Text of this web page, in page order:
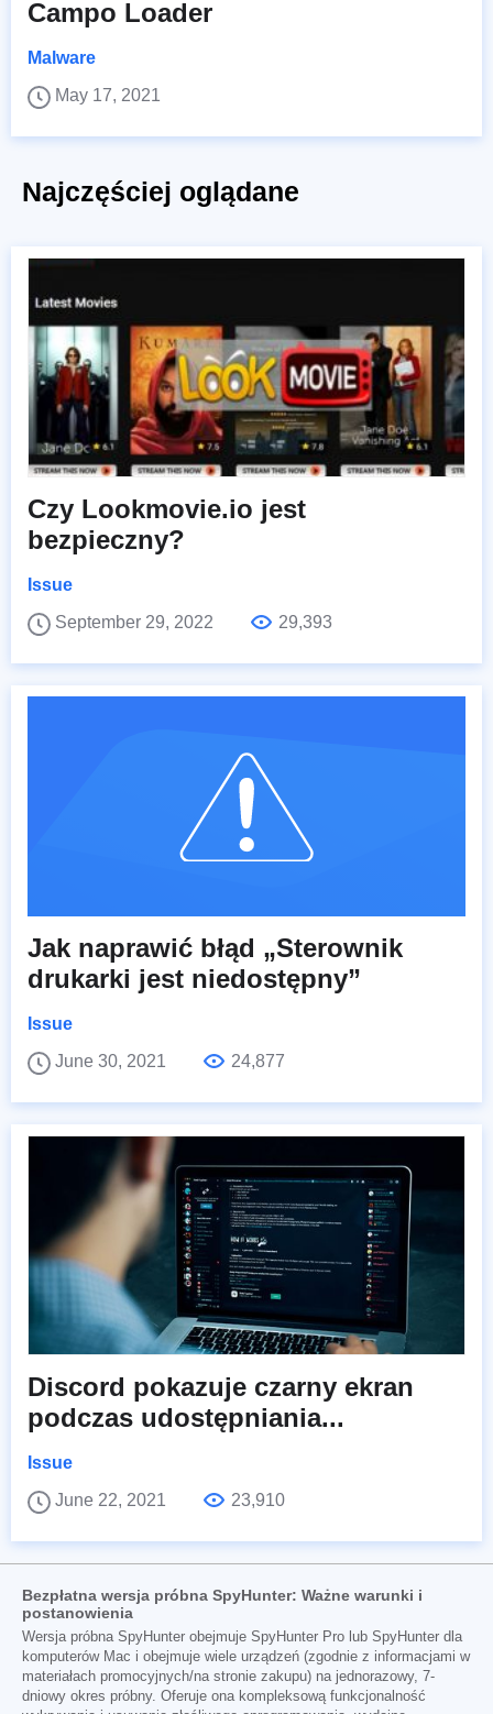
Campo Loader
Malware
May 17, 2021
Najczęściej oglądane
Czy Lookmovie.io jest
bezpieczny?
Issue
September 29, 2022
29,393
Jak naprawić błąd „Sterownik
drukarki jest niedostępny”
Issue
June 30, 2021
24,877
Discord pokazuje czarny ekran
podczas udostępniania...
Issue
June 22, 2021
23,910
Bezpłatna wersja próbna SpyHunter: Ważne warunki i
postanowienia
Wersja próbna SpyHunter obejmuje SpyHunter Pro lub SpyHunter dla
komputerów Mac i obejmuje wiele urządzeń (zgodnie z informacjami w
materiałach promocyjnych/na stronie zakupu) na jednorazowy, 7-
dniowy okres próbny. Oferuje ona kompleksową funkcjonalność